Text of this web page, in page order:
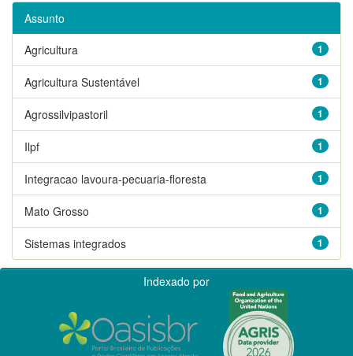
Assunto
1
Agricultura
1
Agricultura Sustentável
1
Agrossilvipastoril
1
Ilpf
1
Integracao lavoura-pecuaria-floresta
1
Mato Grosso
1
Sistemas integrados
Indexado por